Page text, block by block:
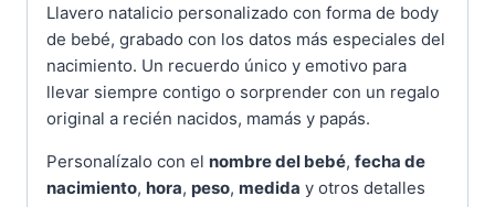
Llavero natalicio personalizado con forma de body
de bebé, grabado con los datos más especiales del
nacimiento. Un recuerdo único y emotivo para
llevar siempre contigo o sorprender con un regalo
original a recién nacidos, mamás y papás.
Personalízalo con el nombre del bebé, fecha de
nacimiento, hora, peso, medida y otros detalles